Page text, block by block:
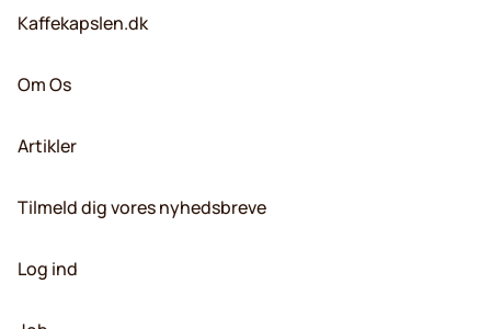
Kaffekapslen.dk
Om Os
Artikler
Tilmeld dig vores nyhedsbreve
Log ind